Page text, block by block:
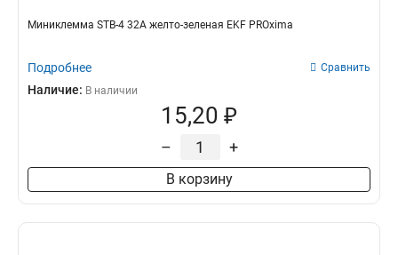
Миниклемма STB-4 32A желто-зеленая EKF PROxima
Подробнее Сравнить
Наличие: В наличии
15,20 ₽
– +
В корзину